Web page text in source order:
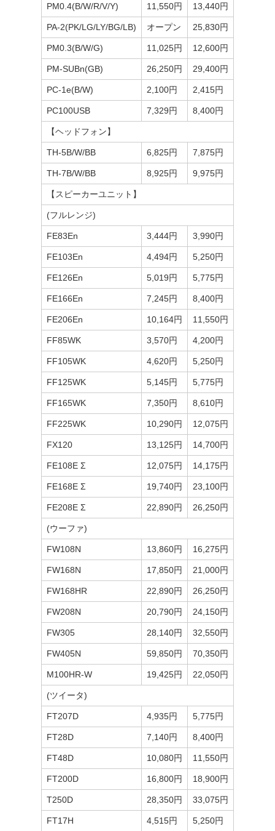
PM0.4(B/W/R/V/Y) 11,550円 13,440円
PA-2(PK/LG/LY/BG/LB) オープン 25,830円
PM0.3(B/W/G) 11,025円 12,600円
PM-SUBn(GB) 26,250円 29,400円
PC-1e(B/W) 2,100円 2,415円
PC100USB 7,329円 8,400円
【ヘッドフォン】
TH-5B/W/BB 6,825円 7,875円
TH-7B/W/BB 8,925円 9,975円
【スピーカーユニット】
(フルレンジ)
FE83En 3,444円 3,990円
FE103En 4,494円 5,250円
FE126En 5,019円 5,775円
FE166En 7,245円 8,400円
FE206En 10,164円 11,550円
FF85WK 3,570円 4,200円
FF105WK 4,620円 5,250円
FF125WK 5,145円 5,775円
FF165WK 7,350円 8,610円
FF225WK 10,290円 12,075円
FX120 13,125円 14,700円
FE108E Σ 12,075円 14,175円
FE168E Σ 19,740円 23,100円
FE208E Σ 22,890円 26,250円
(ウーファ)
FW108N 13,860円 16,275円
FW168N 17,850円 21,000円
FW168HR 22,890円 26,250円
FW208N 20,790円 24,150円
FW305 28,140円 32,550円
FW405N 59,850円 70,350円
M100HR-W 19,425円 22,050円
(ツイータ)
FT207D 4,935円 5,775円
FT28D 7,140円 8,400円
FT48D 10,080円 11,550円
FT200D 16,800円 18,900円
T250D 28,350円 33,075円
FT17H 4,515円 5,250円